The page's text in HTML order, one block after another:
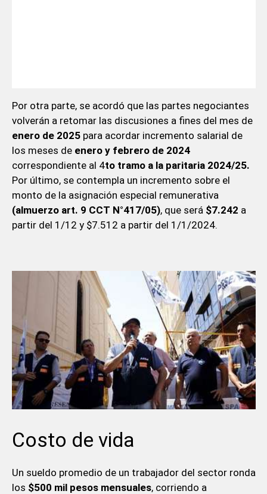
Por otra parte, se acordó que las partes negociantes
volverán a retomar las discusiones a fines del mes de
enero de 2025para acordar incremento salarial de
los meses de enero y febrero de 2024
correspondiente al 4to tramo a la paritaria 2024/25.
Por último, se contempla un incremento sobre el
monto de la asignación especial remunerativa
(almuerzo art. 9 CCT N°417/05), que será $7.242 a
partir del 1/12 y $7.512 a partir del 1/1/2024.
Costo de vida
Un sueldo promedio de un trabajador del sector ronda
los $500 mil pesos mensuales, corriendo a